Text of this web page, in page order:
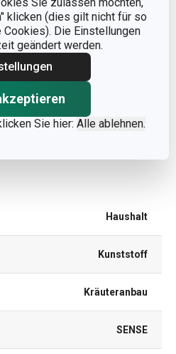
klicken (dies gilt nicht für so
Die Einstellungen
geändert werden.
Sie hier: Alle ablehnen.
25
Haushalt
Kunststoff
Kräuteranbau
SENSE